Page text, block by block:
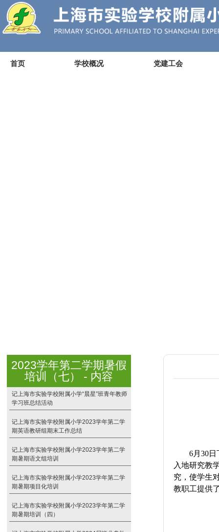
首页 学校概况 党建工会
2023学年第二学期暑假
培训（七） - 内容
记上海市实验学校附属小学“晨星”班青年教师
学习班总结活动
记上海市实验学校附属小学2023学年第二学
期英语教研组期末工作总结
记上海市实验学校附属小学2023学年第二学
期暑期语文组培训
记上海市实验学校附属小学2023学年第二学
期暑期项目化培训
记上海市实验学校附属小学2023学年第二学
期暑期培训（四）
6月30
入地研究教
究，使学生
教职工提供